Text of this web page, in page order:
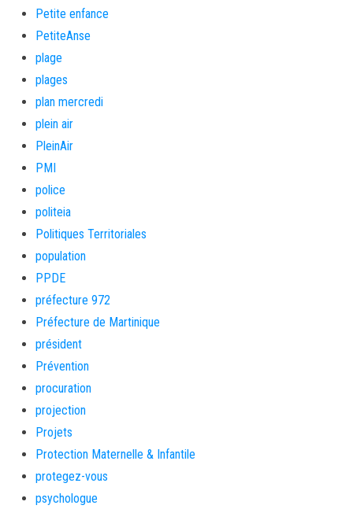
Petite enfance
PetiteAnse
plage
plages
plan mercredi
plein air
PleinAir
PMI
police
politeia
Politiques Territoriales
population
PPDE
préfecture 972
Préfecture de Martinique
président
Prévention
procuration
projection
Projets
Protection Maternelle & Infantile
protegez-vous
psychologue